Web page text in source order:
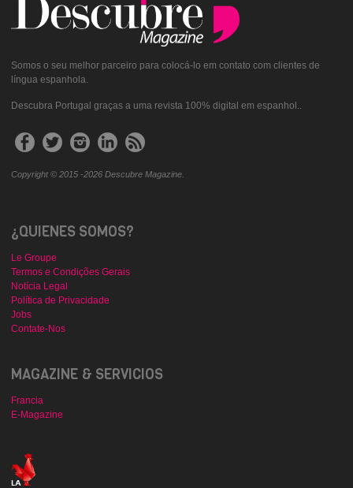
Somos o seu melhor parceiro para colocá-lo em contato com clientes de
língua espanhola.
Descubra Portugal graças a uma revista 100% digital em espanhol..
Copyright © 2015 -2026 Descubre Magazine.
¿QUIENES SOMOS?
Le Groupe
Termos e Condições Gerais
Notícia Legal
Política de Privacidade
Jobs
Contate-Nos
MAGAZINE & SERVICIOS
Francia
E-Magazine